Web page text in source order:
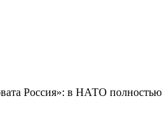
Россия»: в НАТО